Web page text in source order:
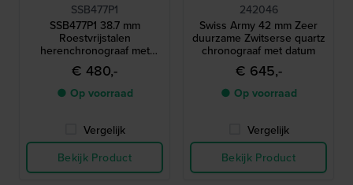
SSB477P1
SSB477P1 38.7 mm
Roestvrijstalen
herenchronograaf met
datum
€ 480,-
● Op voorraad
Vergelijk
Bekijk Product
242046
Swiss Army 42 mm Zeer
duurzame Zwitserse quartz
chronograaf met datum
€ 645,-
● Op voorraad
Vergelijk
Bekijk Product